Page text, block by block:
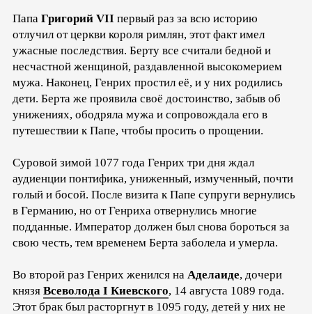
Папа Григорий VII первый раз за всю историю
отлучил от церкви короля римлян, этот факт имел
ужасные последствия. Берту все считали бедной и
несчастной женщиной, раздавленной высокомерием
мужа. Наконец, Генрих простил её, и у них родились
дети. Берта же проявила своё достоинство, забыв об
унижениях, ободряла мужа и сопровождала его в
путешествии к Папе, чтобы просить о прощении.
Суровой зимой 1077 года Генрих три дня ждал
аудиенции понтифика, униженный, измученный, почти
голый и босой. После визита к Папе супруги вернулись
в Германию, но от Генриха отвернулись многие
подданные. Император должен был снова бороться за
свою честь, тем временем Берта заболела и умерла.
Во второй раз Генрих женился на Аделаиде, дочери
князя Всеволода I Киевского, 14 августа 1089 года.
Этот брак был расторгнут в 1095 году, детей у них не